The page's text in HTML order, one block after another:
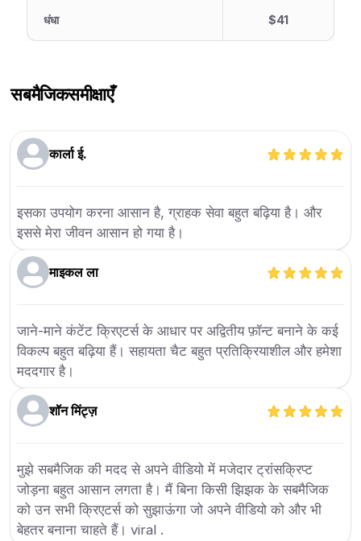
धंधा $41
सबमैजिकसमीक्षाएँ
कार्ला ई.
इसका उपयोग करना आसान है, ग्राहक सेवा बहुत बढ़िया है। और
इससे मेरा जीवन आसान हो गया है।
माइकल ला
जाने-माने कंटेंट क्रिएटर्स के आधार पर अद्वितीय फ़ॉन्ट बनाने के कई
विकल्प बहुत बढ़िया हैं। सहायता चैट बहुत प्रतिक्रियाशील और हमेशा
मददगार है।
शॉन मिंट्ज़
मुझे सबमैजिक की मदद से अपने वीडियो में मजेदार ट्रांसक्रिप्ट
जोड़ना बहुत आसान लगता है। मैं बिना किसी झिझक के सबमैजिक
को उन सभी क्रिएटर्स को सुझाऊंगा जो अपने वीडियो को और भी
बेहतर बनाना चाहते हैं। viral .